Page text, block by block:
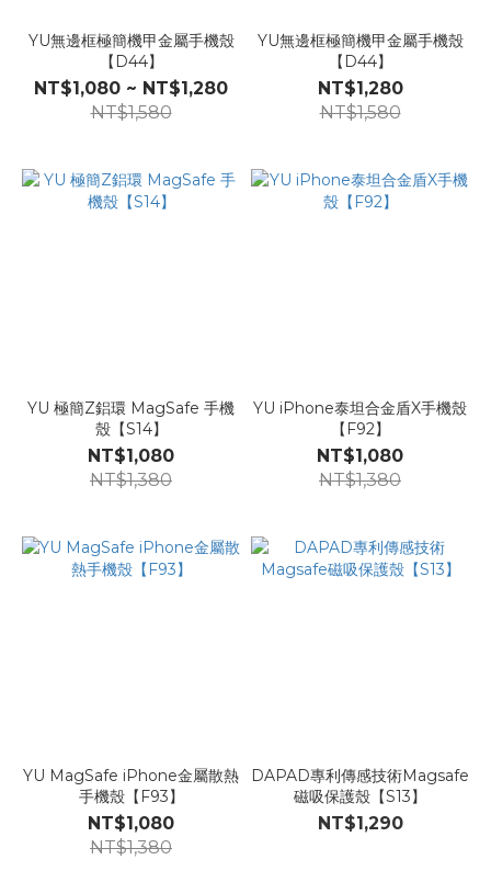
YU無邊框極簡機甲金屬手機殼
【D44】
NT$1,080 ~ NT$1,280
NT$1,580
YU無邊框極簡機甲金屬手機殼
【D44】
NT$1,280
NT$1,580
YU 極簡Z鋁環 MagSafe 手機
殼【S14】
NT$1,080
NT$1,380
YU iPhone泰坦合金盾X手機殼
【F92】
NT$1,080
NT$1,380
YU MagSafe iPhone金屬散熱
手機殼【F93】
NT$1,080
NT$1,380
DAPAD專利傳感技術Magsafe
磁吸保護殼【S13】
NT$1,290